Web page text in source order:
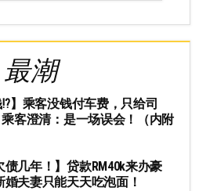
最潮
⁉️】乘客没钱付车费，只给司
乘客澄清：是一场误会！（内附
债几年！】贷款RM40k来办豪
夫妻只能天天吃泡面！